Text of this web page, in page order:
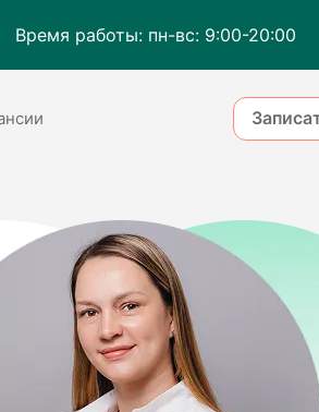
Время работы: пн-вс: 9:00-20:00